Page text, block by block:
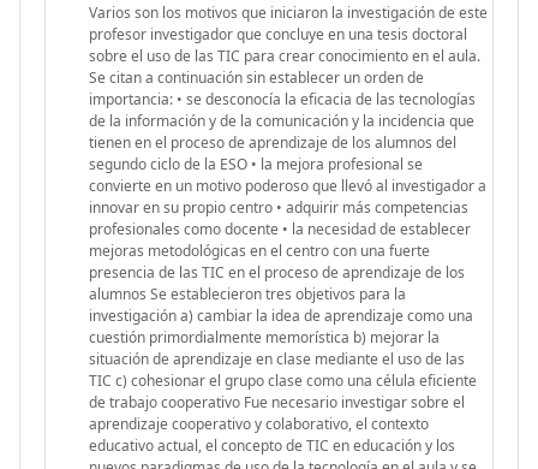
Varios son los motivos que iniciaron la investigación de este
profesor investigador que concluye en una tesis doctoral
sobre el uso de las TIC para crear conocimiento en el aula.
Se citan a continuación sin establecer un orden de
importancia: • se desconocía la eficacia de las tecnologías
de la información y de la comunicación y la incidencia que
tienen en el proceso de aprendizaje de los alumnos del
segundo ciclo de la ESO • la mejora profesional se
convierte en un motivo poderoso que llevó al investigador a
innovar en su propio centro • adquirir más competencias
profesionales como docente • la necesidad de establecer
mejoras metodológicas en el centro con una fuerte
presencia de las TIC en el proceso de aprendizaje de los
alumnos Se establecieron tres objetivos para la
investigación a) cambiar la idea de aprendizaje como una
cuestión primordialmente memorística b) mejorar la
situación de aprendizaje en clase mediante el uso de las
TIC c) cohesionar el grupo clase como una célula eficiente
de trabajo cooperativo Fue necesario investigar sobre el
aprendizaje cooperativo y colaborativo, el contexto
educativo actual, el concepto de TIC en educación y los